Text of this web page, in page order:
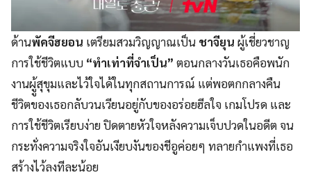
ด้านพัคจีฮยอน เตรียมสวมวิญญาณเป็น ชาจียุน ผู้เชี่ยวชาญ
การใช้ชีวิตแบบ “ทำเท่าที่จำเป็น” ตอนกลางวันเธอคือพนัก
งานผูู้สุขุมและไว้ใจได้ในทุกสถานการณ์ แต่พอตกกลางคืน
ชีวิตของเธอกลับวนเวียนอยู่กับของอร่อยฮีลใจ เกมโปรด และ
การใช้ชีวิตเรียบง่าย ปิดตายหัวใจหลังความเจ็บปวดในอดีต จน
กระทั่งความจริงใจอันเงียบงันของชีอูค่อยๆ ทลายกำแพงที่เธอ
สร้างไว้ลงทีละน้อย